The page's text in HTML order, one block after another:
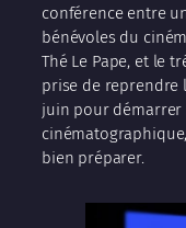
conférence entre
bénévoles du
Thé Le Pape, et le
prise de reprendre
juin pour démarrer
bien préparer.